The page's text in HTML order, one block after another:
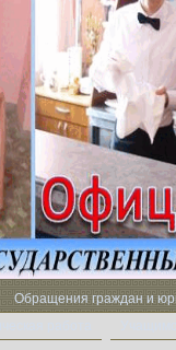
Обращения граждан и